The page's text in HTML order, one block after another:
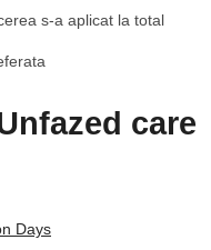
s-a aplicat la total
care